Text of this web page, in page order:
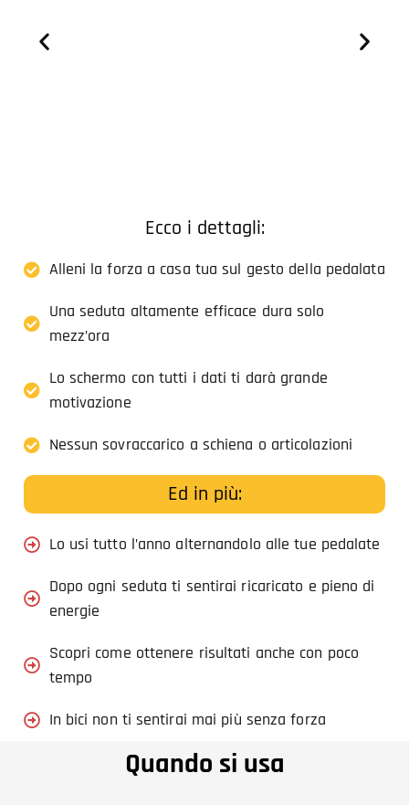
Ecco i dettagli:
Alleni la forza a casa tua sul gesto della pedalata
Una seduta altamente efficace dura solo
mezz’ora
Lo schermo con tutti i dati ti darà grande
motivazione
Nessun sovraccarico a schiena o articolazioni
Ed in più:
Lo usi tutto l’anno alternandolo alle tue pedalate
Dopo ogni seduta ti sentirai ricaricato e pieno di
energie
Scopri come ottenere risultati anche con poco
tempo
In bici non ti sentirai mai più senza forza
Quando si usa